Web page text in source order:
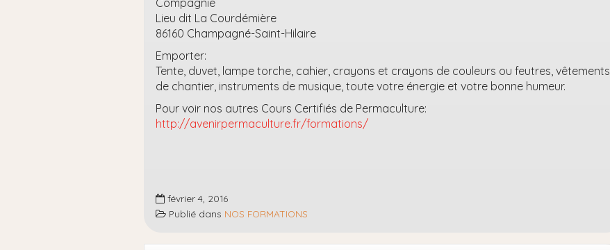
Compagnie
Lieu dit La Courdémière
86160 Champagné-Saint-Hilaire
Emporter:
Tente, duvet, lampe torche, cahier, crayons et crayons de couleurs ou feutres, vêtements
de chantier, instruments de musique, toute votre énergie et votre bonne humeur.
Pour voir nos autres Cours Certifiés de Permaculture:
http://avenirpermaculture.fr/formations/
février 4, 2016
Publié dans NOS FORMATIONS